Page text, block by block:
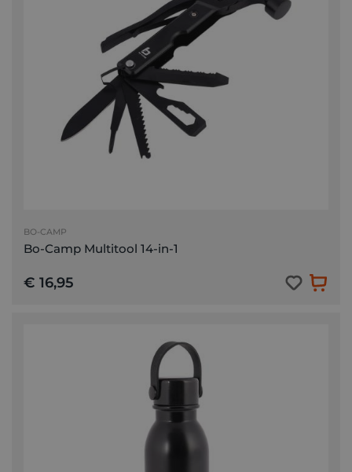
BO-CAMP
Bo-Camp Multitool 14-in-1
€ 16,95